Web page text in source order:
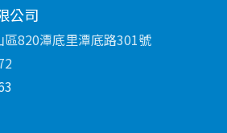
公司
820潭底里潭底路301號